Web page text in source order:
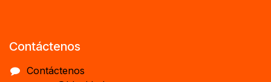
Contáctenos
Contáctenos